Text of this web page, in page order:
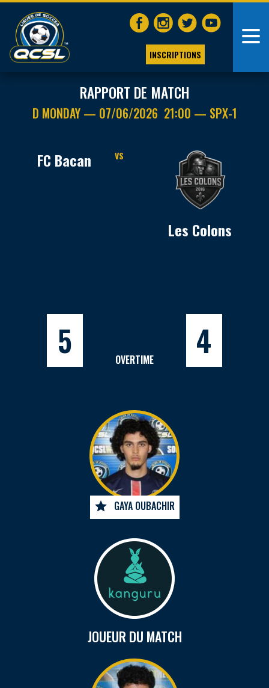
INSCRIPTIONS
RAPPORT DE MATCH
D MONDAY — 07/06/2026 21:00 — SPX-1
FC Bacan VS
Les Colons
5 OVERTIME 4
GAYA OUBACHIR
JOUEUR DU MATCH